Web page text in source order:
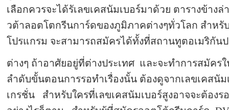
เลือกควรจะได้รัเลขเคสนัมเบอร์มาด้วย ตารางข้าง
วต้าลอตโตกรีนการ์ดของภูมิภาคต่างๆทั่วโลก สำหรั
โปรแกรม จะสามารถสมัครได้ทั้งที่สถานทูตอเมริกันป
ต่างๆ ถ้าอาศัยอยู่ที่ต่างประเทศ และจะทำการสมัครใ
ลำดับขั้นตอนการรอทำเรื่องนั้น ต้องดูจากเลขเคสนั
เกรชั่น สำหรับใครที่เลขเคสนัมเบอร์สูงอาจจะต้อง